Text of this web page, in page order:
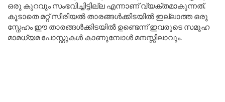
ഒരു കുറവും സംഭവിച്ചിട്ടില്ല എന്നാണ് വ്യക്തമാകുന്നത്.
കൂടാതെ മറ്റ് സീരിയൽ താരങ്ങൾക്കിടയിൽ ഇല്ലാത്ത ഒരു
സ്നേഹം ഈ താരങ്ങൾക്കിടയിൽ ഉണ്ടെന്ന് ഇവരുടെ സമൂഹ
മാമധ്യമ പോസ്റ്റുകൾ കാണുമ്പോൾ മനസ്സിലാവും.